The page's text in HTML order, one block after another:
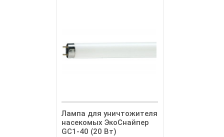
Лампа для уничтожителя
насекомых ЭкоСнайпер
GC1-40 (20 Вт)